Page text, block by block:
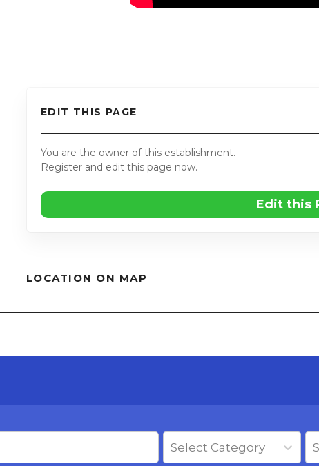
EDIT THIS PAGE
You are the owner of this establishment.
Register and edit this page now.
Edit this
LOCATION ON MAP
Select Category